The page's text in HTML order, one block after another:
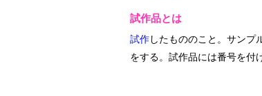
試作品とは
試作 したもののこと。サンプ
をする。試作品には番号を付